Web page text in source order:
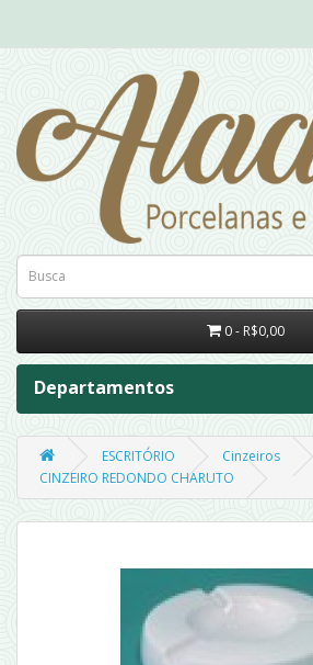
0 - R$0,00
Departamentos
ESCRITÓRIO
Cinzeiros
CINZEIRO REDONDO CHARUTO